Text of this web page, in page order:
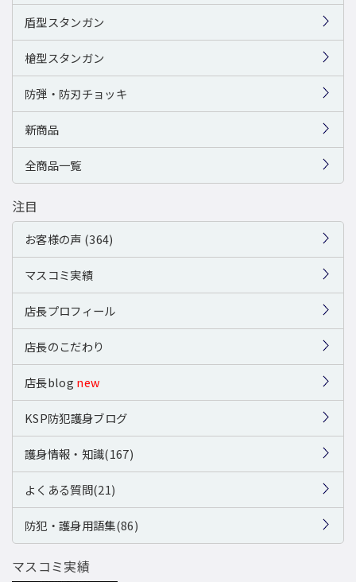
盾型スタンガン
槍型スタンガン
防弾・防刃チョッキ
新商品
全商品一覧
注目
お客様の声 (364)
マスコミ実績
店長プロフィール
店長のこだわり
店長blog new
KSP防犯護身ブログ
護身情報・知識(167)
よくある質問(21)
防犯・護身用語集(86)
マスコミ実績